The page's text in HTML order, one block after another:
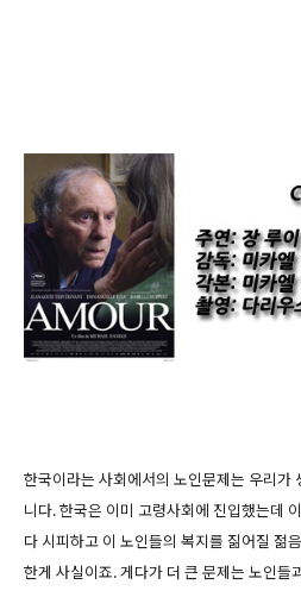
한국이라는 사회에서의 노인문제는 우리가
니다. 한국은 이미 고령사회에 진입했는데
다 시피하고 이 노인들의 복지를 짊어질 젊
한게 사실이죠. 게다가 더 큰 문제는 노인들